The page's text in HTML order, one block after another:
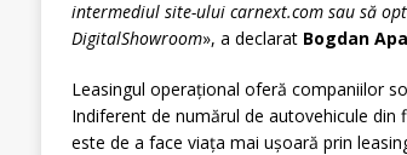
intermediul site-ului carnext.com sau să
DigitalShowroom», a declarat Bogdan
Leasingul operațional oferă companiilor
Indiferent de numărul de autovehicule
este de a face viața mai ușoară prin